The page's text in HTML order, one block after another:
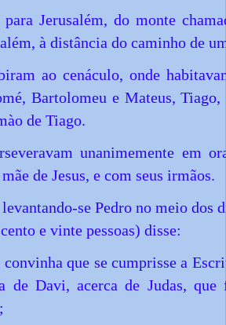
Jerusalém, do monte
à distância do caminho de
ao cenáculo, onde
Bartolomeu e Mateus,
de Tiago.
unanimemente em
de Jesus, e com seus irmãos.
se Pedro no meio dos
e vinte pessoas) disse:
que se cumprisse a
de Davi, acerca de Judas,